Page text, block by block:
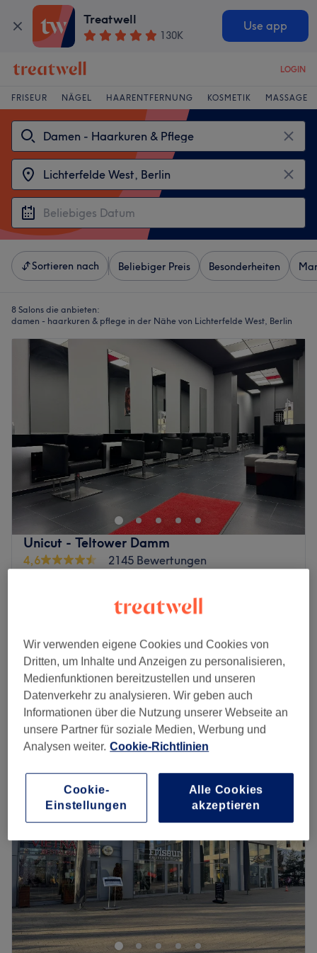
Treatwell
130K
Use app
LOGIN
FRISEUR NÄGEL HAARENTFERNUNG KOSMETIK MASSAGE
Sortieren nach Beliebiger Preis Besonderheiten
8 Salons die anbieten:
damen - haarkuren & pflege in der Nähe von Lichterfelde West, Berlin
Unicut - Teltower Damm
4,6
2145 Bewertungen
Damen - Pflegespülung GOLDWELL
5 Min.
Damen - Pflegeshampo GOLDWELL
5 Min.
Schnellansicht Saloninfos
Montag
Dienstag
09:00–18:00
Mittwoch
09:00–18:00
Donnerstag
09:00–18:00
Freitag
09:00–18:00
Samstag
09:00–18:00
Sonntag
Geschlossen
Egal ob langes oder kurzes, glattes oder lockiges Haar -
Bei Unicut - Teltower Damm in Berlin Zehlendorf
bekommst du die Frisur, die zu dir passt. Lass dich
ausführlich beraten und freu dich auf einen neuen Look!
Wir verwenden eigene Cookies und Cookies von
Dritten, um Inhalte und Anzeigen zu personalisieren,
Medienfunktionen bereitzustellen und unseren
Datenverkehr zu analysieren. Wir geben auch
Informationen über die Nutzung unserer Webseite an
unsere Partner für soziale Medien, Werbung und
Analysen weiter. Cookie-Richtlinien
Cookie-
Einstellungen
Alle Cookies
akzeptieren